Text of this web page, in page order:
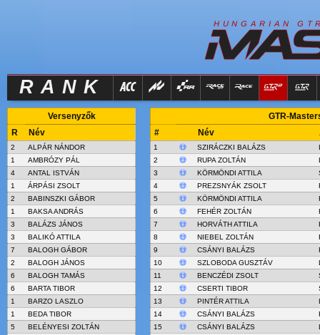
H U N G A R I A N G T
RANK
Versenyzők
R
Név
2
ALPÁR NÁNDOR
1
AMBRÓZY PÁL
4
ANTAL ISTVÁN
1
ÁRPÁSI ZSOLT
2
BABINSZKI GÁBOR
1
BAKSA ANDRÁS
3
BALÁZS JÁNOS
3
BALIKÓ ATTILA
7
BALOGH GÁBOR
2
BALOGH JÁNOS
6
BALOGH TAMÁS
6
BARTA TIBOR
1
BARZO LASZLO
1
BEDA TIBOR
5
BELÉNYESI ZOLTÁN
GTR-
#
Név
1 SZIRÁCZKI BALÁZS
2
RUPA ZOLTÁN
3
KÖRMÖNDI ATTILA
4
PREZSNYÁK ZSOLT
5
KÖRMÖNDI ATTILA
6
FEHÉR ZOLTÁN
7
HORVÁTH ATTILA
8
NIEBEL ZOLTÁN
9
CSÁNYI BALÁZS
10
SZLOBODA GUSZTÁV
11
BENCZÉDI ZSOLT
12
CSERTI TIBOR
13
PINTÉR ATTILA
14
CSÁNYI BALÁZS
15
CSÁNYI BALÁZS